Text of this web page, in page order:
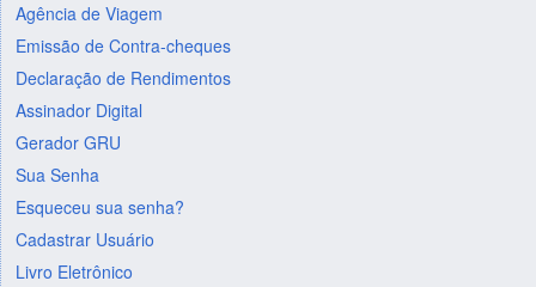
Agência de Viagem
Emissão de Contra-cheques
Declaração de Rendimentos
Assinador Digital
Gerador GRU
Sua Senha
Esqueceu sua senha?
Cadastrar Usuário
Livro Eletrônico